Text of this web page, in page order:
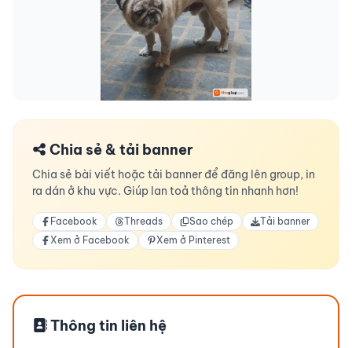
Chia sẻ & tải banner
Chia sẻ bài viết hoặc tải banner để đăng lên group, in
ra dán ở khu vực. Giúp lan toả thông tin nhanh hơn!
Facebook Threads Sao chép
Tải banner
Xem ở Facebook
Xem ở Pinterest
Thông tin liên hệ